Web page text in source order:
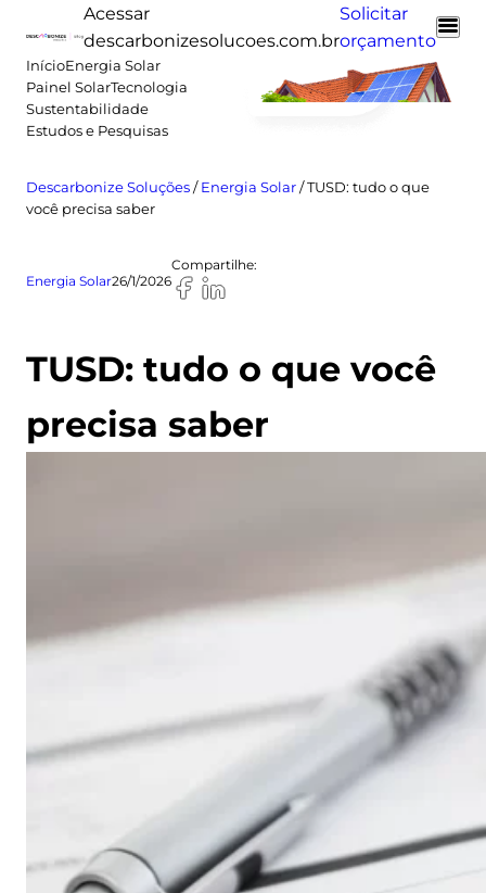
para
conteúdo
Acessar
descarbonizesolucoes.com.br
Solicitar
orçamento
InícioEnergia Solar
Painel SolarTecnologia
Sustentabilidade
Estudos e Pesquisas
Descarbonize Soluções/Energia Solar/TUSD: tudo o que
você precisa saber
Energia Solar26/1/2026
Compartilhe:
TUSD: tudo o que você
precisa saber